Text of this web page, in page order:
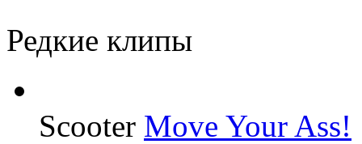
Редкие клипы
Scooter Move Your Ass!